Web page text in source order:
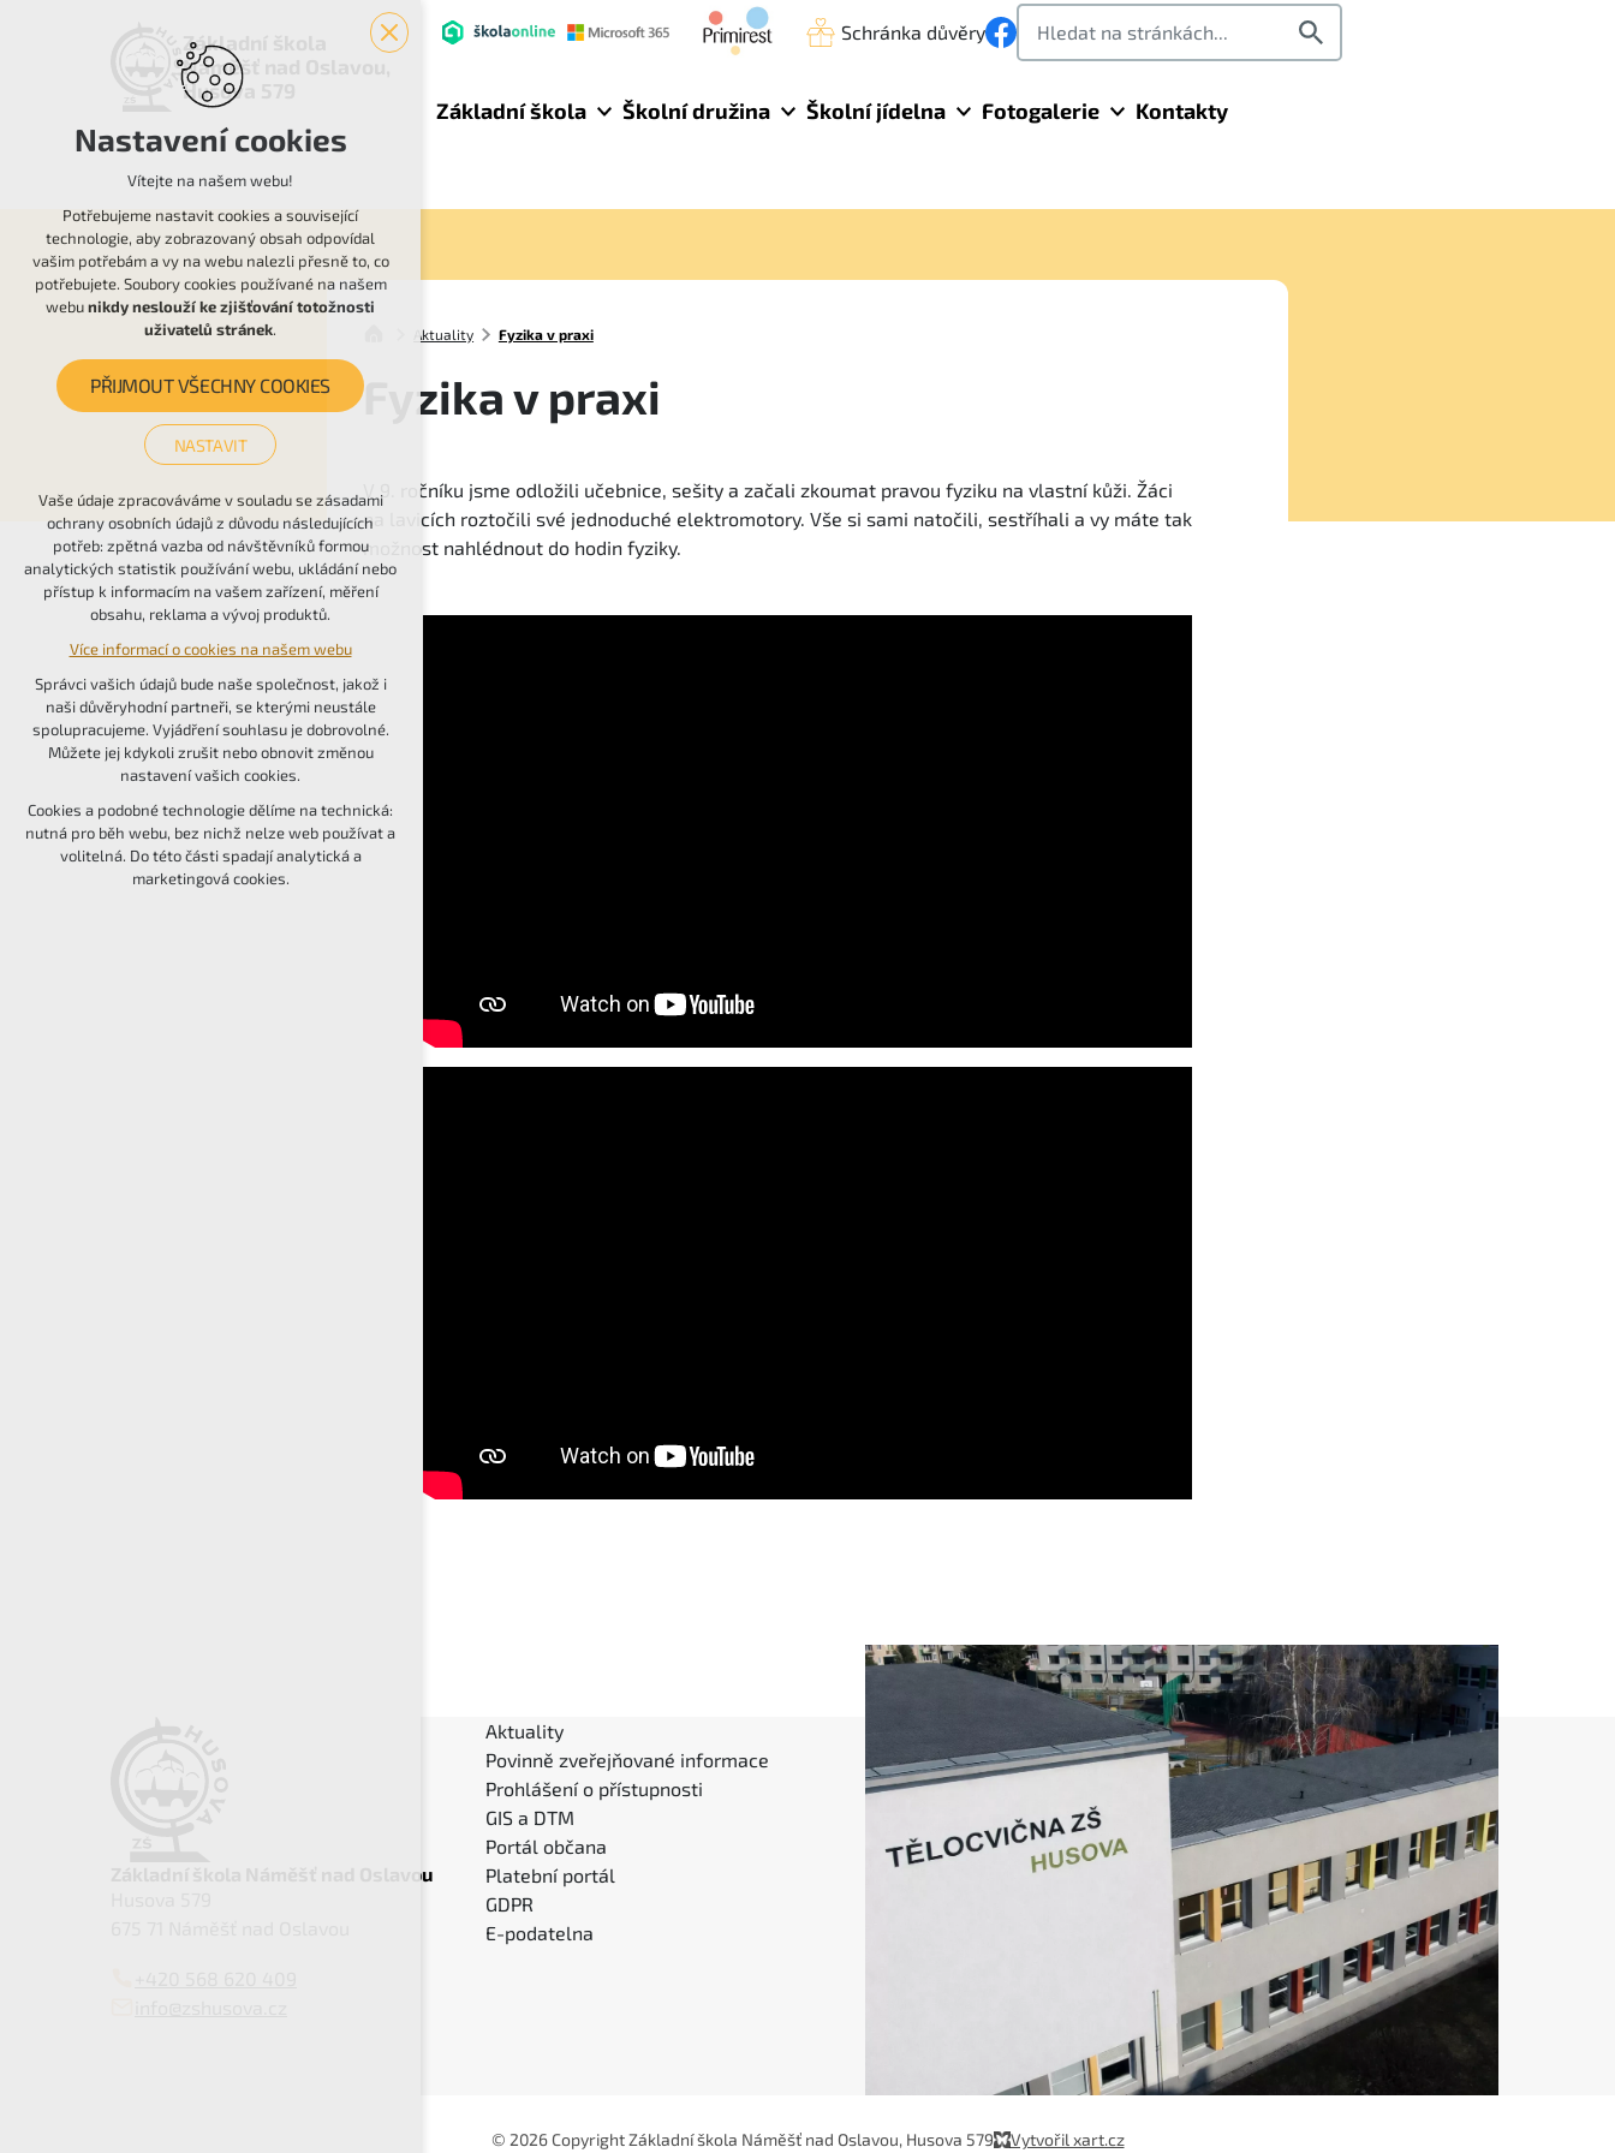
Základní škola
Náměšť nad Oslavou,
Husova 579
Schránka důvěry
Základní škola Školní družina Školní jídelna Fotogalerie Kontakty
Aktuality Fyzika v praxi
Fyzika v praxi
V 9. ročníku jsme odložili učebnice, sešity a začali zkoumat pravou fyziku na vlastní kůži. Žáci
na lavicích roztočili své jednoduché elektromotory. Vše si sami natočili, sestříhali a vy máte tak
možnost nahlédnout do hodin fyziky.
Základní škola Náměšť nad Oslavou
Aktuality
Povinně zveřejňované informace
Prohlášení o přístupnosti
GIS a DTM
Portál občana
Platební portál
GDPR
E-podatelna
© 2026 Copyright Základní škola Náměšť nad Oslavou, Husova 579 Vytvořil xart.cz
Nastavení cookies
Vítejte na našem webu!
Potřebujeme nastavit cookies a související
technologie, aby zobrazovaný obsah odpovídal
vašim potřebám a vy na webu nalezli přesně to, co
potřebujete. Soubory cookies používané na našem
webunikdy neslouží ke zjišťování totožnosti
uživatelů stránek.
PŘIJMOUT VŠECHNY COOKIES
NASTAVIT
Technická cookies
nutná pro provozování webu
udržení kontextu stránek (session): případná
přihlášení, volby jazyka, apod.
Volitelná cookies
analytická pro anonymizované vyhodnocení
návštěvnosti
marketingová cookies (Google, Seznam,
Facebook)
Více informací o cookies na našem webu
PŘIJMOUT VŠECHNY COOKIES
ODMÍTNOUT VOLITELNÁ
Vaše údaje zpracováváme v souladu se zásadami
ochrany osobních údajů z důvodu následujících
potřeb: zpětná vazba od návštěvníků formou
analytických statistik používání webu, ukládání nebo
přístup k informacím na vašem zařízení, měření
obsahu, reklama a vývoj produktů.
Více informací o cookies na našem webu
Správci vašich údajů bude naše společnost, jakož i
naši důvěryhodní partneři, se kterými neustále
spolupracujeme. Vyjádření souhlasu je dobrovolné.
Můžete jej kdykoli zrušit nebo obnovit změnou
nastavení vašich cookies.
Cookies a podobné technologie dělíme na technická:
nutná pro běh webu, bez nichž nelze web používat a
volitelná. Do této části spadají analytická a
marketingová cookies.